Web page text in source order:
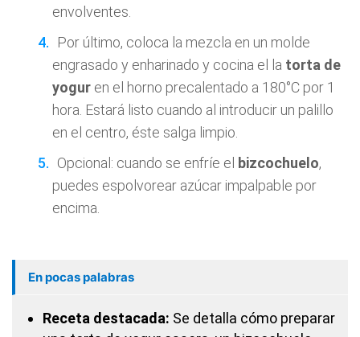
envolventes.
Por último, coloca la mezcla en un molde
engrasado y enharinado y cocina el la torta de
yogur en el horno precalentado a 180°C por 1
hora. Estará listo cuando al introducir un palillo
en el centro, éste salga limpio.
Opcional: cuando se enfríe el bizcochuelo,
puedes espolvorear azúcar impalpable por
encima.
En pocas palabras
Receta destacada: Se detalla cómo preparar